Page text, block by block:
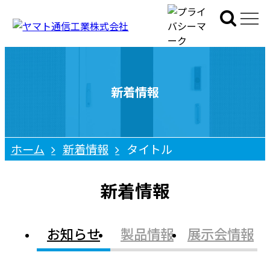
新着情報
ホーム 新着情報 タイトル
新着情報
お知らせ 製品情報 展示会情報